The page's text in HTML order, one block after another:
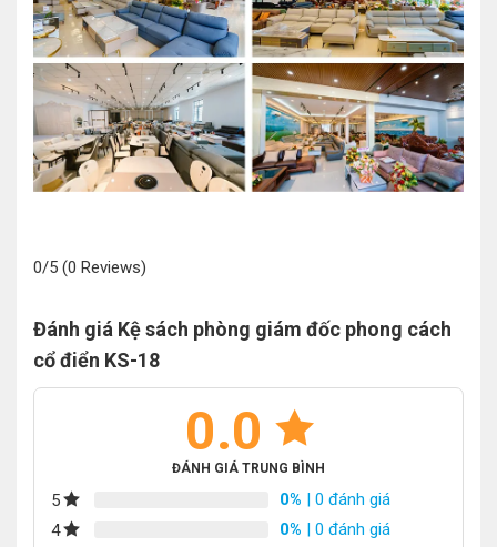
0/5 (0 Reviews)
Đánh giá Kệ sách phòng giám đốc phong cách
cổ điển KS-18
0.0
ĐÁNH GIÁ TRUNG BÌNH
5 0% | 0 đánh giá
4
0% | 0 đánh giá